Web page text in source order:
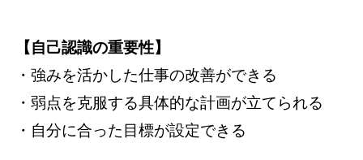
【自己認識の重要性】
・強みを活かした仕事の改善ができる
・弱点を克服する具体的な計画が立てられる
・自分に合った目標が設定できる